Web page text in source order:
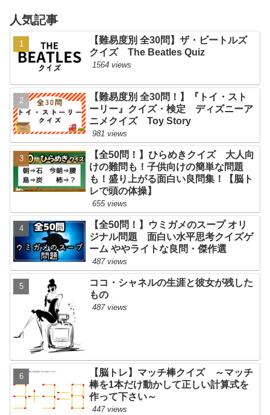
人気記事
【難易度別 全30問】ザ・ビートルズ
クイズ The Beatles Quiz
1564 views
【難易度別 全30問！】『トイ・スト
ーリー』クイズ・検定 ディズニーア
ニメクイズ Toy Story
981 views
【全50問！】ひらめきクイズ 大人向
けの難問も！子供向けの簡単な問題
も！盛り上がる面白い良問集！【脳ト
レで頭の体操】
655 views
【全50問！】ウミガメのスープ オリ
ジナル問題 面白い水平思考クイズゲ
ーム ややライトな良問・傑作選
487 views
ココ・シャネルの生涯と彼女が残した
もの
487 views
【脳トレ】マッチ棒クイズ ～マッチ
棒を1本だけ動かして正しい計算式を
作って下さい～
447 views